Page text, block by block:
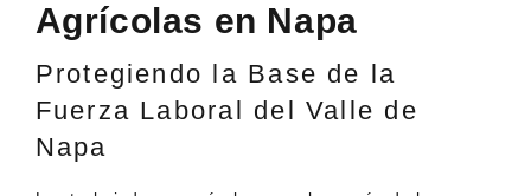
Agrícolas en Napa
Protegiendo la Base de la
Fuerza Laboral del Valle de
Napa